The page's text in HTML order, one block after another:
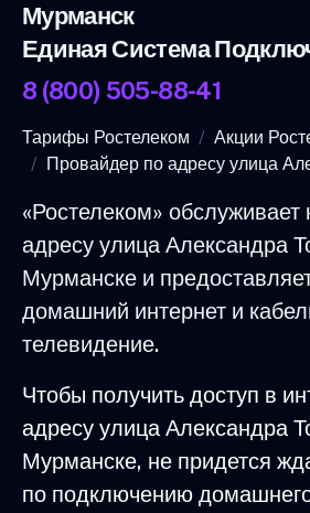
Мурманск
Единая Система
8 (800) 505-88-41
Тарифы Ростелеком
Акции
Провайдер по адресу улица
«Ростелеком» обслуживает
адресу улица Александра
Мурманске и
домашний интернет и
телевидение.
Чтобы получить доступ в
адресу улица Александра
Мурманске, не придется
по подключению